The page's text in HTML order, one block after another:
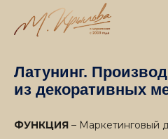
Латунинг.
из декоративных
ФУНКЦИЯ – Маркетинговый